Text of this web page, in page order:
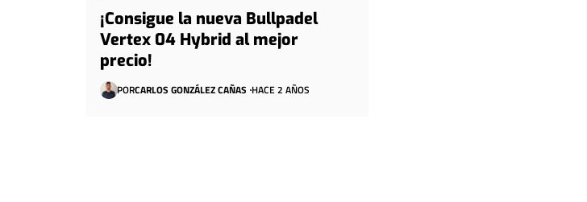
¡Consigue la nueva Bullpadel
Vertex 04 Hybrid al mejor
precio!
PORCARLOS GONZÁLEZ CAÑAS HACE 2 AÑOS